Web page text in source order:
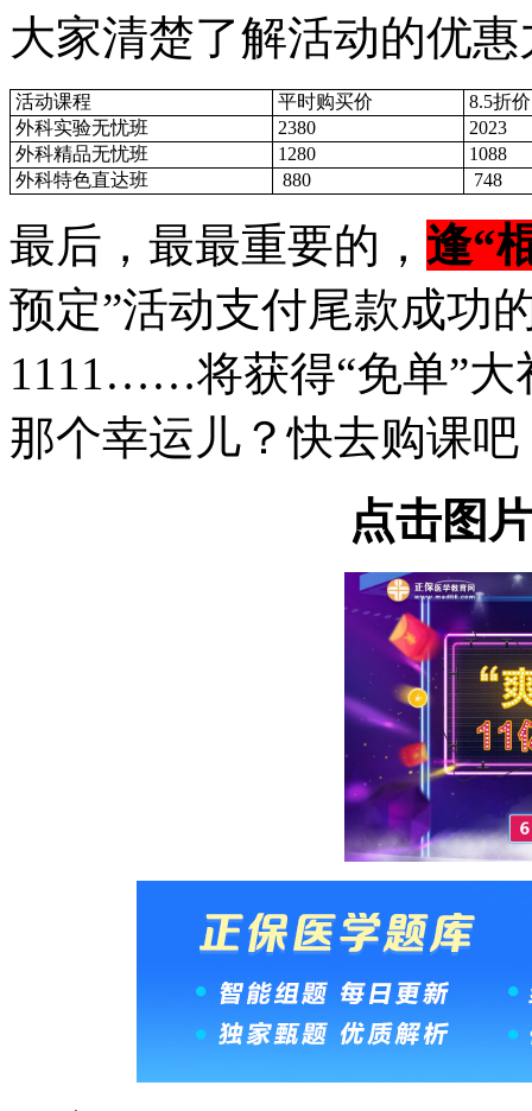
大家清楚了解活动的优惠
活动课程 平时购买价
8.5折价
外科实验无忧班
2380
2023
外科精品无忧班
1280
1088
外科特色直达班
880 748
最后，最最重要的， 逢“
预定”活动支付尾款成功
1111……将获得“免单”大
那个幸运儿？快去购课吧
点击图